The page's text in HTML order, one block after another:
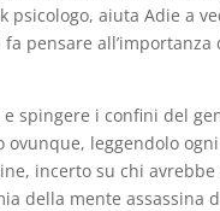
aiuta Adie a
pensare all’importanza
spingere i confini del
leggendolo
incerto su chi
della mente assassina